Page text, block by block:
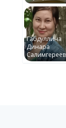
Габдуллина
Динара